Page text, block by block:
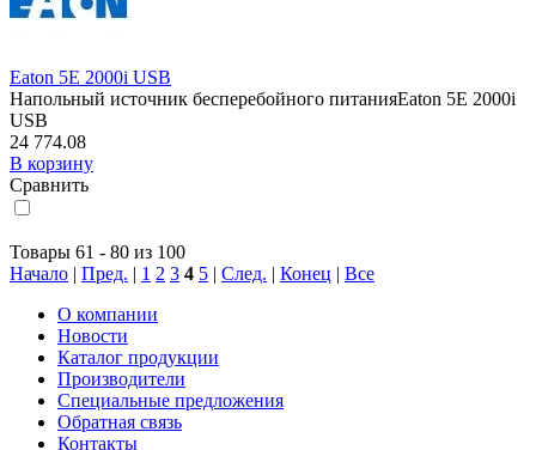
Eaton 5E 2000i USB
Напольный источник бесперебойного питанияEaton 5E 2000i
USB
24 774.08
В корзину
Сравнить
Товары 61 - 80 из 100
Начало | Пред. | 1 2 3 4 5 | След. | Конец | Все
О компании
Новости
Каталог продукции
Производители
Специальные предложения
Обратная связь
Контакты